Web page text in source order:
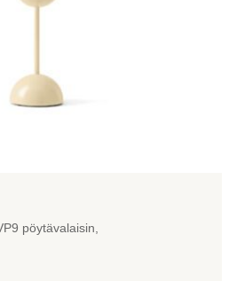
pöytävalaisin,